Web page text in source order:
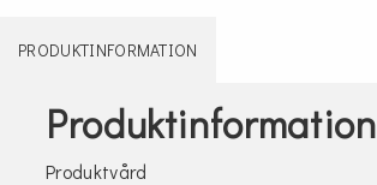
PRODUKTINFORMATION
Produktinformation
Produktvård